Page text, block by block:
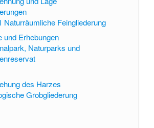
Naturräumliche Feingliederung
und Erhebungen
Naturparks und
des Harzes
Grobgliederung